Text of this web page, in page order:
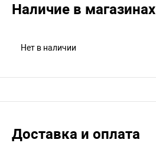
Наличие в магазинах
Нет в наличии
Доставка и оплата